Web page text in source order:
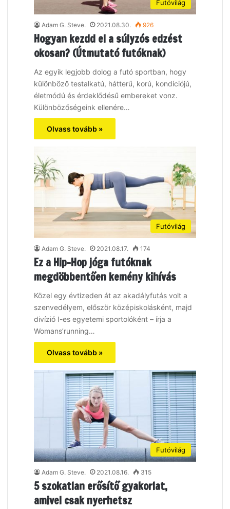
Futóvilág
Adam G. Steve. 2021.08.30. 926
Hogyan kezdd el a súlyzós edzést
okosan? (Útmutató futóknak)
Az egyik legjobb dolog a futó sportban, hogy
különböző testalkatú, hátterű, korú, kondíciójú,
életmódú és érdeklődésű embereket vonz.
Különbözőségeink ellenére…
Olvass tovább »
Futóvilág
Adam G. Steve. 2021.08.17. 174
Ez a Hip-Hop jóga futóknak
megdöbbentően kemény kihívás
Közel egy évtizeden át az akadályfutás volt a
szenvedélyem, először középiskolásként, majd
divízió I-es egyetemi sportolóként – írja a
Womans’running…
Olvass tovább »
Futóvilág
Adam G. Steve. 2021.08.16. 315
5 szokatlan erősítő gyakorlat,
amivel csak nyerhetsz